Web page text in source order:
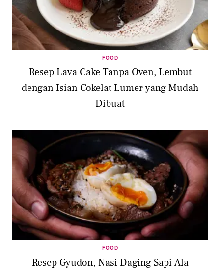
FOOD
Resep Lava Cake Tanpa Oven, Lembut
dengan Isian Cokelat Lumer yang Mudah
Dibuat
FOOD
Resep Gyudon, Nasi Daging Sapi Ala